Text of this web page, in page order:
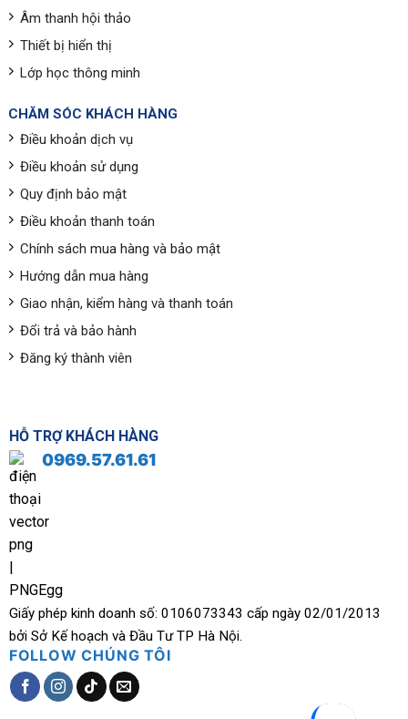
Âm thanh hội thảo
Thiết bị hiển thị
Lớp học thông minh
CHĂM SÓC KHÁCH HÀNG
Điều khoản dịch vụ
Điều khoản sử dụng
Quy định bảo mật
Điều khoản thanh toán
Chính sách mua hàng và bảo mật
Hướng dẫn mua hàng
Giao nhận, kiểm hàng và thanh toán
Đổi trả và bảo hành
Đăng ký thành viên
HỖ TRỢ KHÁCH HÀNG
0969.57.61.61
Giấy phép kinh doanh số: 0106073343 cấp ngày 02/01/2013
bởi Sở Kế hoạch và Đầu Tư TP Hà Nội.
FOLLOW CHÚNG TÔI